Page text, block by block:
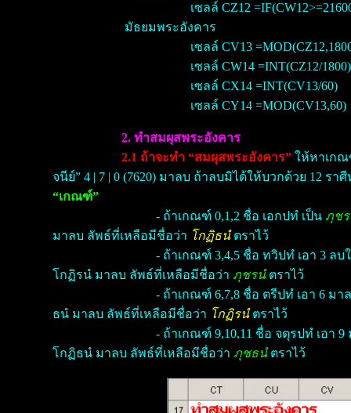
เซลล์ CZ12
มัธยมพระอังคาร
เซลล์ CV13
เซลล์ CW14 =INT(CZ12/1800)
เซลล์ CX14 =INT(CV13/60)
เซลล์ CY14 =MOD(CV13,60)
2. ทำสมผุสพระอังคาร
2.1 ถ้าจะทำ “สมผุสพระอังคาร”ให้หาเก
จนีย์” 4 | 7 | 0 (7620) มาลบ ถ้าลบมิได้ให้บวกด้วย 12 ร
“เกณฑ์”
- ถ้าเกณฑ์ 0,1,2 ชื่อ เอกปทํ เป็น ภุช
มาลบ ลัพธ์ที่เหลือมีชื่อว่า โกฏิธนํตราไว้
- ถ้าเกณฑ์ 3,4,5 ชื่อ ทวิปทํ เอา 3 ลบ
โกฏิรนํ มาลบ ลัพธ์ที่เหลือมีชื่อว่า ภุชรนํตราไว้
- ถ้าเกณฑ์ 6,7,8 ชื่อ ตรีปทํ เอา 6 ม
ธนํ มาลบ ลัพธ์ที่เหลือมีชื่อว่า โกฏิรนํตราไว้
- ถ้าเกณฑ์ 9,10,11 ชื่อ จตุรปทํ เอา
โกฏิธนํ มาลบ ลัพธ์ที่เหลือมีชื่อว่า ภุชธนํตราไว้